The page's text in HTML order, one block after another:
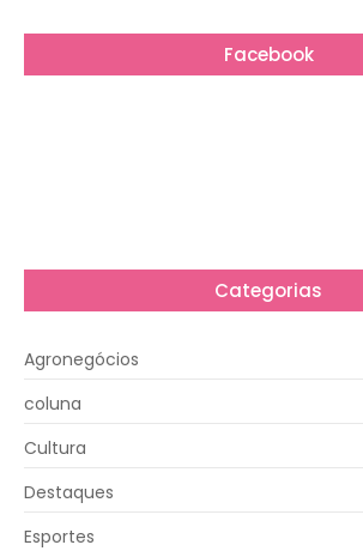
Facebook
Categorias
Agronegócios
coluna
Cultura
Destaques
Esportes